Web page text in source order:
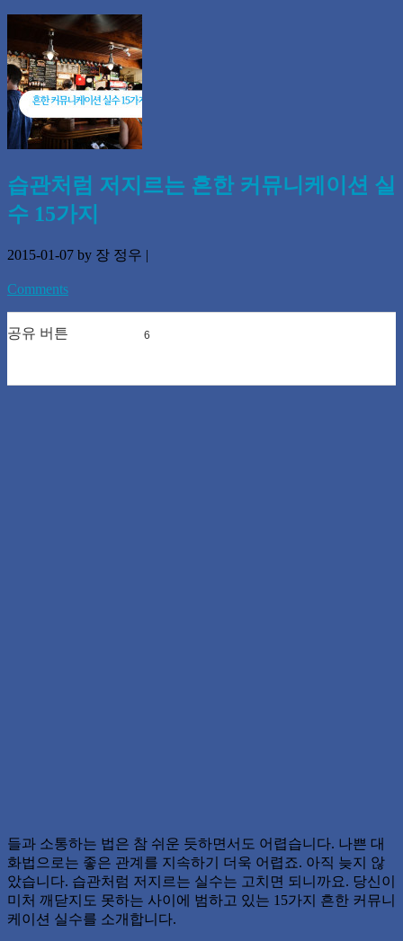
습관처럼 저지르는 흔한 커뮤니케이션 실
수 15가지
2015-01-07 by 장 정우 |
Comments
공유 버튼 6
들과 소통하는 법은 참 쉬운 듯하면서도 어렵습니다. 나쁜 대
화법으로는 좋은 관계를 지속하기 더욱 어렵죠. 아직 늦지 않
았습니다. 습관처럼 저지르는 실수는 고치면 되니까요. 당신이
미처 깨닫지도 못하는 사이에 범하고 있는 15가지 흔한 커뮤니
케이션 실수를 소개합니다.